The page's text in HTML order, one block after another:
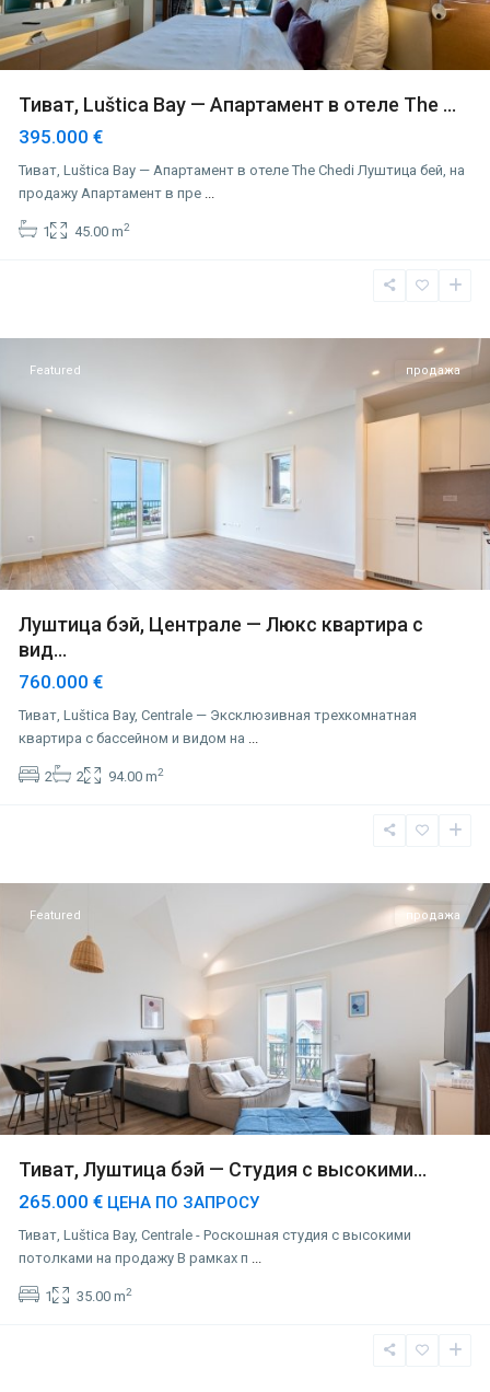
Тиват, Luštica Bay — Апартамент в отеле The ...
395.000 €
Тиват, Luštica Bay — Апартамент в отеле The Chedi Луштица бей, на
продажу Апартамент в пре ...
1 45.00 m2
Featured продажа
Луштица бэй, Централе — Люкс квартира с
вид...
760.000 €
Тиват, Luštica Bay, Centrale — Эксклюзивная трехкомнатная
квартира с бассейном и видом на ...
2 2 94.00 m2
Featured продажа
Тиват, Луштица бэй — Cтудия с высокими...
265.000 € ЦЕНА ПО ЗАПРОСУ
Тиват, Luštica Bay, Centrale - Роскошная студия с высокими
потолками на продажу В рамках п ...
1 35.00 m2